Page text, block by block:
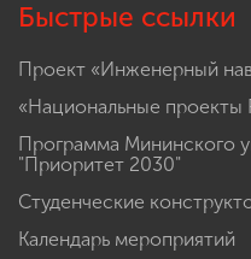
Быстрые ссылки
Проект «Инженерный
«Национальные проекты
Программа Мининского
"Приоритет 2030"
Студенческие
Календарь мероприятий